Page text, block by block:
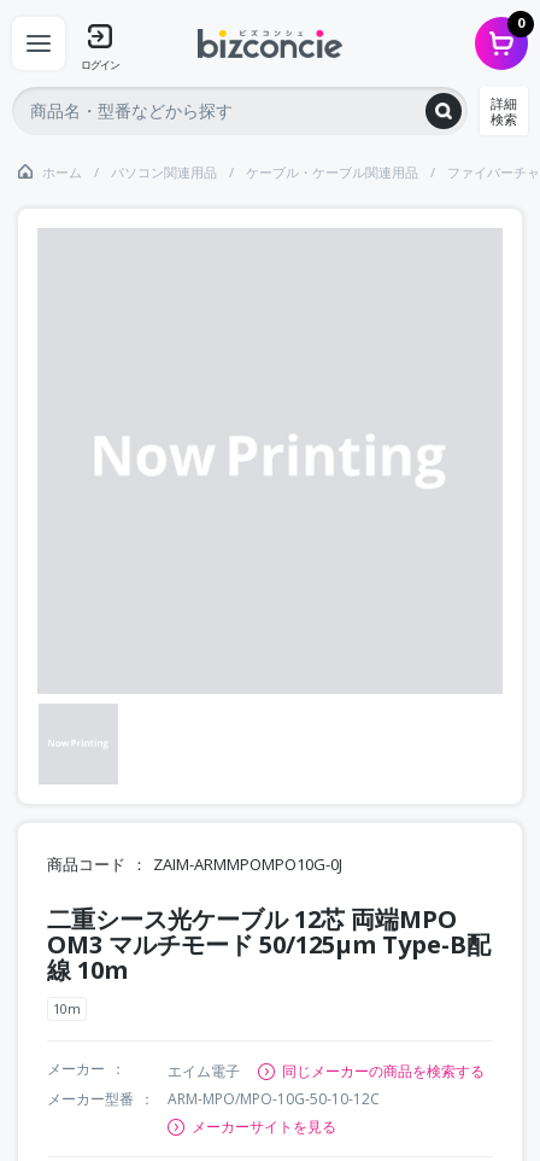
ログイン
0
詳細
検索
ホーム パソコン関連用品 ケーブル・ケーブル関連用品 ファイバーチ
商品コード ZAIM-ARMMPOMPO10G-0J
二重シース光ケーブル 12芯 両端MPO
OM3 マルチモード 50/125μm Type-B配
線 10m
10m
メーカー エイム電子
同じメーカーの商品を検索する
メーカー型番
ARM-MPO/MPO-10G-50-10-12C
メーカーサイトを見る